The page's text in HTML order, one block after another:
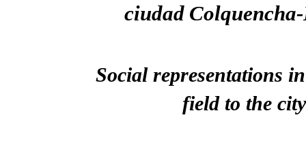
ciudad
Social representations
field to the city